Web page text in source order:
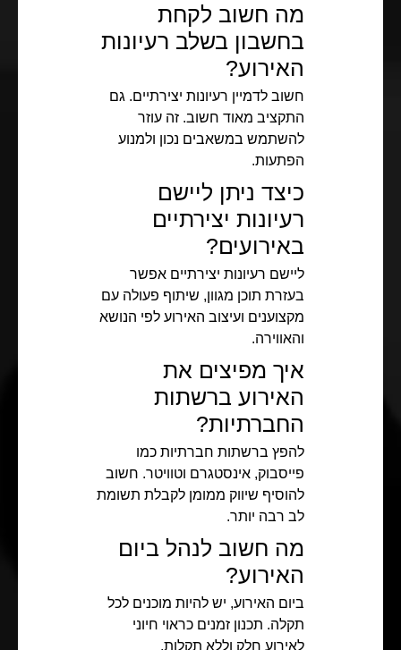
מה חשוב לקחת
בחשבון בשלב רעיונות
האירוע?
חשוב לדמיין רעיונות יצירתיים. גם
התקציב מאוד חשוב. זה עוזר
להשתמש במשאבים נכון ולמנוע
הפתעות.
כיצד ניתן ליישם
רעיונות יצירתיים
באירועים?
ליישם רעיונות יצירתיים אפשר
בעזרת תוכן מגוון, שיתוף פעולה עם
מקצוענים ועיצוב האירוע לפי הנושא
והאווירה.
איך מפיצים את
האירוע ברשתות
החברתיות?
להפץ ברשתות חברתיות כמו
פייסבוק, אינסטגרם וטוויטר. חשוב
להוסיף שיווק ממומן לקבלת תשומת
לב רבה יותר.
מה חשוב לנהל ביום
האירוע?
ביום האירוע, יש להיות מוכנים לכל
תקלה. תכנון זמנים כראוי חיוני
לאירוע חלק וללא תקלות.